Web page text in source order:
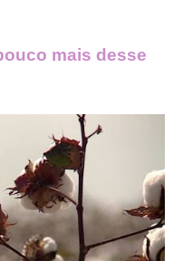
mais desse